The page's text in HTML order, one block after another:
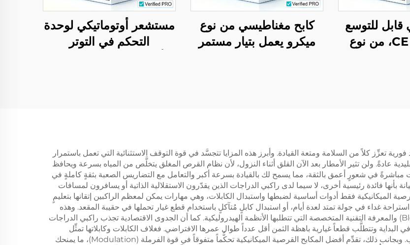
للتوسع
معتمد من CE، من نوع
كابح مغناطيسي من نوع
ميكرو يعمل بتيار مستمر
مستشعر أوتوماتيكي لوحدة
التحكم في التوتر
تعزِّز كلاً من السلامة ومتعة القيادة. وأبرز هذه المزايا تتجسَّد في قوة التوقف الاستثنائية التي تعمل باستمرار
عادةً. ولن تثير الأمطار بعد الآن القلق أثناء النزول، لأن نظام القرص المغلق يتخلَّص من المياه بسرعة ويحافظ
مباشرةً في شعورٍ أعمق بالثقة، مما يسمح لك بالقيادة بسرعة أكبر والتعامل مع التضاريس الصعبة بثقةٍ كاملةٍ في
بأنها فائدة رئيسية أخرى، لا سيما لدى راكبي الدراجات الذين يقدّرون الاستقلالية الذاتية أو يسافرون لمسافات
الميكانيكية فقط أدوات أساسية لضبطها واستبدال الكابلات، وهي مهارات يمكن لمعظم الراكبين إتقانها بتعليمٍ
غداء في جولة تمتد لعدة أيام، أو استبدال كابلٍ مُتآكلٍ باستخدام قطع غيار تحملها في حقيبة المقعد. وهذه
السهولة تلغي الحاجة إلى مجموعات التعبئة الخاصة (Bleeding Kits) والمعرفة التقنية المتخصصة التي تتطلبها الأنظمة الهيدروليكية. كما أن الجدوى الاقتصادية تجذب راكبي الدراجات
في البداية وتتطلَّب قطعاً غيارية باهظة الثمن أقل عدداً طوال عمرها الافتراضي. فغلاف الكابلات وكابلاتها تمثِّل
استثمارات متواضعة مقارنةً بالسوائل الهيدروليكية والأختام والأنابيب. وبجانب ذلك، تقدِّم أفضل المكابح القرصية الميكانيكية تحكُّماً متفوقاً في قوة الفرملة (Modulation)، ما يمنحك